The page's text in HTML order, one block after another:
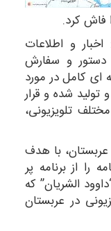
فاش کرد.
و اطلاعات
و سفارش
ای کامل در مورد
شده و قرار
تلویزیونی،
عربستان،‌ با هدف
از برنامه پر
الشریان” که
در عربستان